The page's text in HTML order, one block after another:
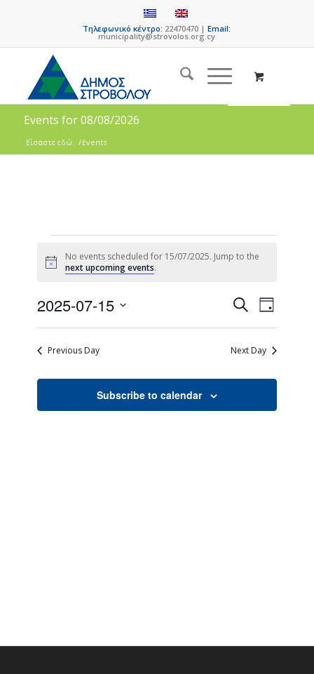
Τηλεφωνικό κέντρο: 22470470 |Email:
municipality@strovolos.org.cy
Events for 08/08/2026
Είσαστε εδώ: /Events
Notice
No events scheduled for 15/07/2025. Jump to the
next upcoming events.
Events
Search
and
SearchEvent
Views
Day
2025-07-15
Previous Day
Next Day
Subscribe to calendar